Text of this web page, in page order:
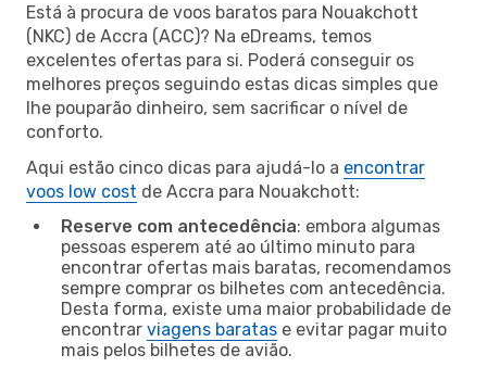
Está à procura de voos baratos para Nouakchott
(NKC) de Accra (ACC)? Na eDreams, temos
excelentes ofertas para si. Poderá conseguir os
melhores preços seguindo estas dicas simples que
lhe pouparão dinheiro, sem sacrificar o nível de
conforto.
Aqui estão cinco dicas para ajudá-lo a encontrar
voos low cost de Accra para Nouakchott:
Reserve com antecedência: embora algumas
pessoas esperem até ao último minuto para
encontrar ofertas mais baratas, recomendamos
sempre comprar os bilhetes com antecedência.
Desta forma, existe uma maior probabilidade de
encontrar viagens baratas e evitar pagar muito
mais pelos bilhetes de avião.